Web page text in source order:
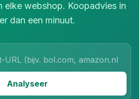
elke webshop. Koopadvies in
dan een minuut.
Analyseer